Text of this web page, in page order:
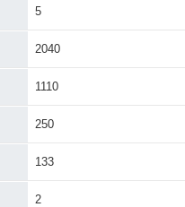
5
2040
1110
250
133
2